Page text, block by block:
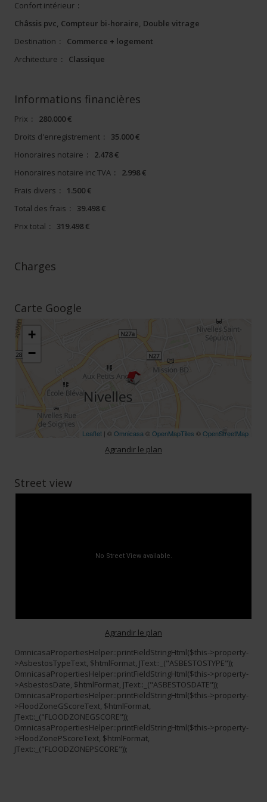
Confort intérieur :
Châssis pvc, Compteur bi-horaire, Double vitrage
Destination :
Commerce + logement
Architecture : Classique
Informations financières
Prix :
280.000 €
Droits d'enregistrement :
35.000 €
Honoraires notaire :
2.478 €
Honoraires notaire inc TVA :
2.998 €
Frais divers :
1.500 €
Total des frais :
39.498 €
Prix total : 319.498 €
Charges
Carte Google
+
−
Leaflet| ©Omnicasa ©OpenMapTiles ©OpenStreetMap
Agrandir le plan
Street view
Agrandir le plan
OmnicasaPropertiesHelper::printFieldStringHtml($this->property-
>AsbestosTypeText, $htmlFormat, JText::_("ASBESTOSTYPE"));
OmnicasaPropertiesHelper::printFieldStringHtml($this->property-
>AsbestosDate, $htmlFormat, JText::_("ASBESTOSDATE"));
OmnicasaPropertiesHelper::printFieldStringHtml($this->property-
>FloodZoneGScoreText, $htmlFormat,
JText::_("FLOODZONEGSCORE"));
OmnicasaPropertiesHelper::printFieldStringHtml($this->property-
>FloodZonePScoreText, $htmlFormat,
JText::_("FLOODZONEPSCORE"));